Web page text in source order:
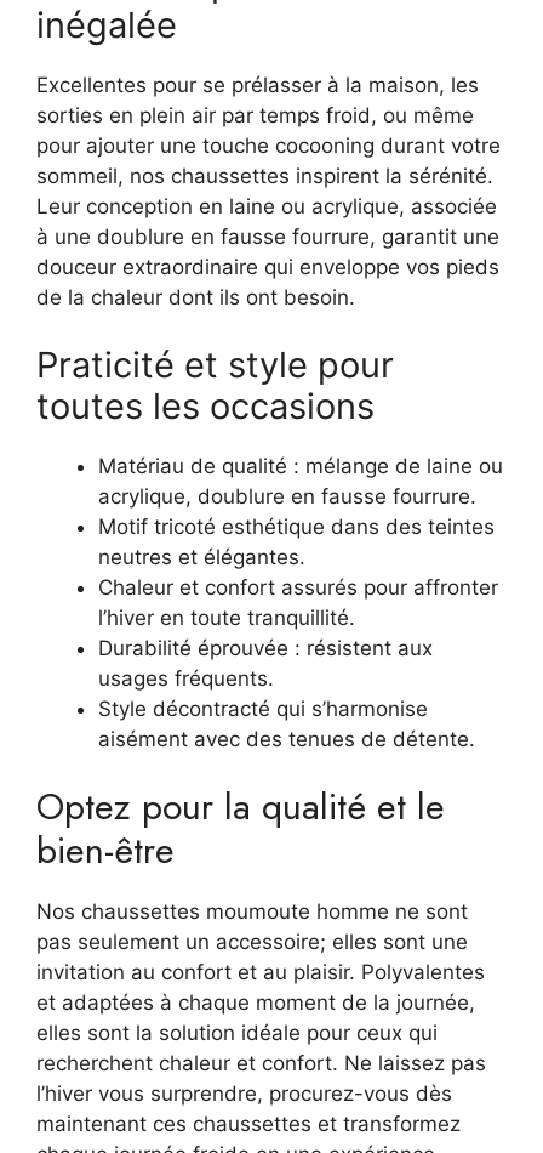
inégalée
Excellentes pour se prélasser à la maison, les
sorties en plein air par temps froid, ou même
pour ajouter une touche cocooning durant votre
sommeil, nos chaussettes inspirent la sérénité.
Leur conception en laine ou acrylique, associée
à une doublure en fausse fourrure, garantit une
douceur extraordinaire qui enveloppe vos pieds
de la chaleur dont ils ont besoin.
Praticité et style pour
toutes les occasions
Matériau de qualité : mélange de laine ou
acrylique, doublure en fausse fourrure.
Motif tricoté esthétique dans des teintes
neutres et élégantes.
Chaleur et confort assurés pour affronter
l’hiver en toute tranquillité.
Durabilité éprouvée : résistent aux
usages fréquents.
Style décontracté qui s’harmonise
aisément avec des tenues de détente.
Optez pour la qualité et le
bien-être
Nos chaussettes moumoute homme ne sont
pas seulement un accessoire; elles sont une
invitation au confort et au plaisir. Polyvalentes
et adaptées à chaque moment de la journée,
elles sont la solution idéale pour ceux qui
recherchent chaleur et confort. Ne laissez pas
l’hiver vous surprendre, procurez-vous dès
maintenant ces chaussettes et transformez